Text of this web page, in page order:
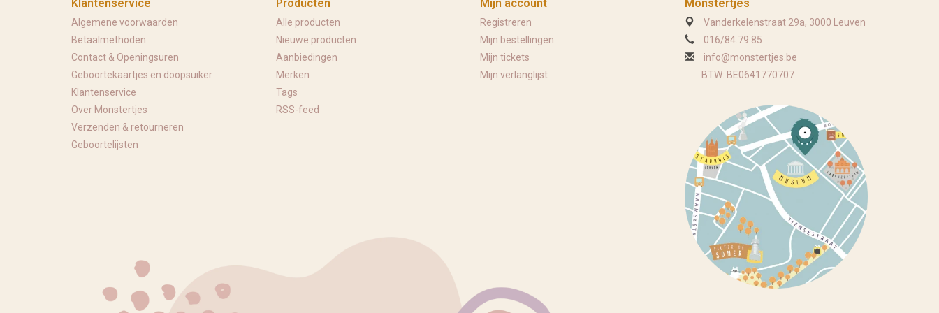
Klantenservice
Algemene voorwaarden
Betaalmethoden
Contact & Openingsuren
Geboortekaartjes en doopsuiker
Klantenservice
Over Monstertjes
Verzenden & retourneren
Geboortelijsten
Producten
Alle producten
Nieuwe producten
Aanbiedingen
Merken
Tags
RSS-feed
Mijn account
Registreren
Mijn bestellingen
Mijn tickets
Mijn verlanglijst
Monstertjes
Vanderkelenstraat 29a, 3000 Leuven
016/84.79.85
info@monstertjes.be
BTW: BE0641770707